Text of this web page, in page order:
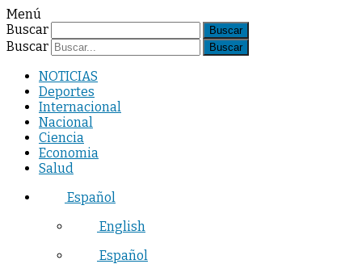
Menú
Buscar
Buscar
NOTICIAS
Deportes
Internacional
Nacional
Ciencia
Economia
Salud
Español
English
Español